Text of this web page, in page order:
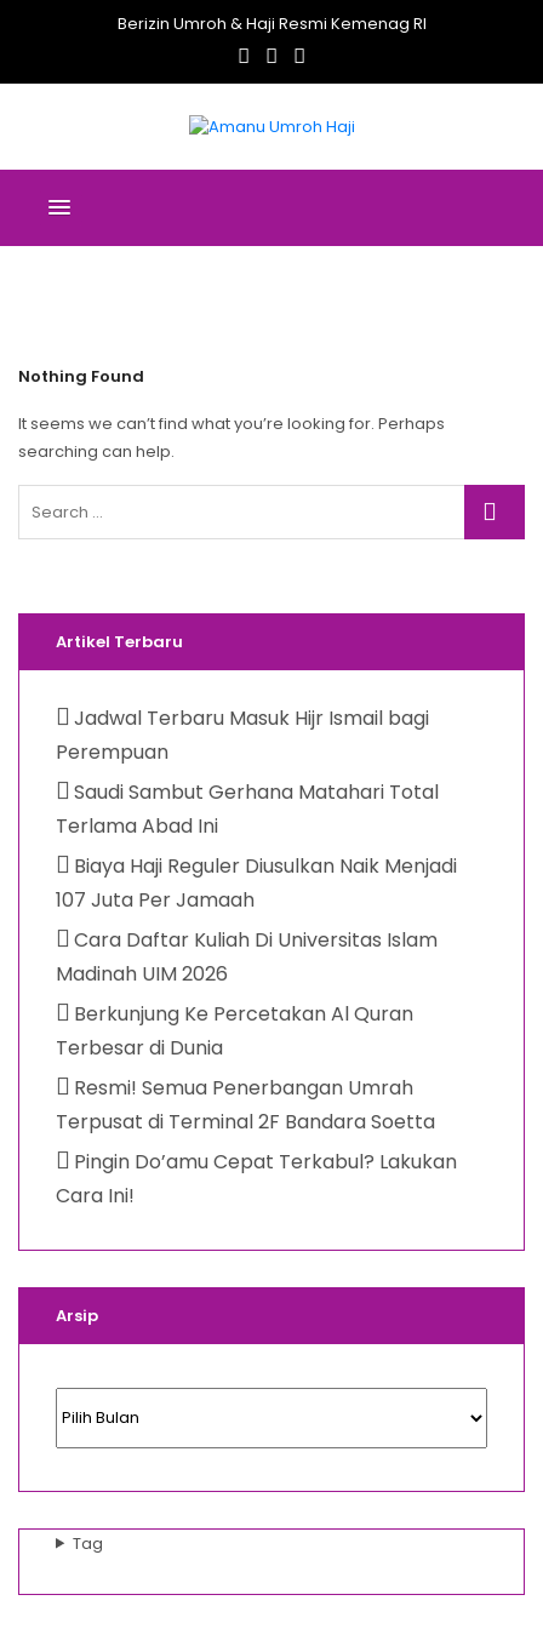
Berizin Umroh & Haji Resmi Kemenag RI
Nothing Found
It seems we can’t find what you’re looking for. Perhaps
searching can help.
for:
Artikel Terbaru
Jadwal Terbaru Masuk Hijr Ismail bagi
Perempuan
Saudi Sambut Gerhana Matahari Total
Terlama Abad Ini
Biaya Haji Reguler Diusulkan Naik Menjadi
107 Juta Per Jamaah
Cara Daftar Kuliah Di Universitas Islam
Madinah UIM 2026
Berkunjung Ke Percetakan Al Quran
Terbesar di Dunia
Resmi! Semua Penerbangan Umrah
Terpusat di Terminal 2F Bandara Soetta
Pingin Do’amu Cepat Terkabul? Lakukan
Cara Ini!
Arsip
Arsip
Tag